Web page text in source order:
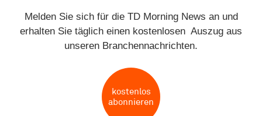
Melden Sie sich für die TD Morning News an und
erhalten Sie täglich einen kostenlosen Auszug aus
unseren Branchennachrichten.
kostenlos
abonnieren